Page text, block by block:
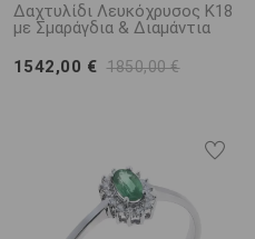
Δαχτυλίδι Λευκόχρυσος Κ18
με Σμαράγδια & Διαμάντια
1542,00 € 1850,00 €